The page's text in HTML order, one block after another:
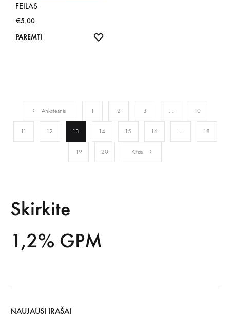
FEILAS
€5.00
PAREMTI
Ankstesnis 1 2 3 … 10
11 12 13 14 15 16 … 18
19 20 Kitas
Skirkite
1,2% GPM
NAUJAUSI ĮRAŠAI